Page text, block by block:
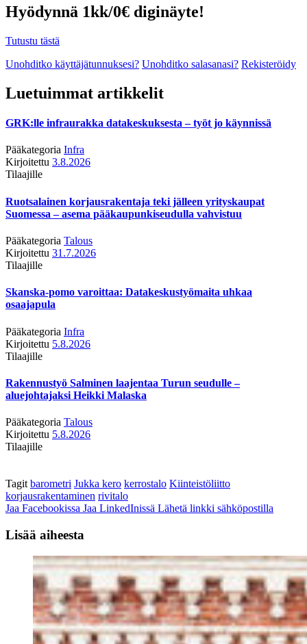
Hyödynnä 1kk/0€ diginäyte!
Tutustu tästä
Unohditko käyttäjätunnuksesi? Unohditko salasanasi? Rekisteröidy
Luetuimmat artikkelit
GRK:lle infraurakka datakeskuksesta – työt jo käynnissä
Pääkategoria Infra
Kirjoitettu 3.8.2026
Tilaajille
Ruotsalainen korjausrakentaja teki jälleen yrityskaupat
Suomessa – asema pääkaupunkiseudulla vahvistuu
Pääkategoria Talous
Kirjoitettu 31.7.2026
Tilaajille
Skanska-pomo varoittaa: Datakeskustyömaita uhkaa
osaajapula
Pääkategoria Infra
Kirjoitettu 5.8.2026
Tilaajille
Rakennustyö Salminen laajentaa Turun seudulle –
aluejohtajaksi Heikki Malaska
Pääkategoria Talous
Kirjoitettu 5.8.2026
Tilaajille
Tagit barometri Jukka kero kerrostalo Kiinteistöliitto
korjausrakentaminen rivitalo
Jaa Facebookissa Jaa LinkedInissä Lähetä linkki sähköpostilla
Lisää aiheesta